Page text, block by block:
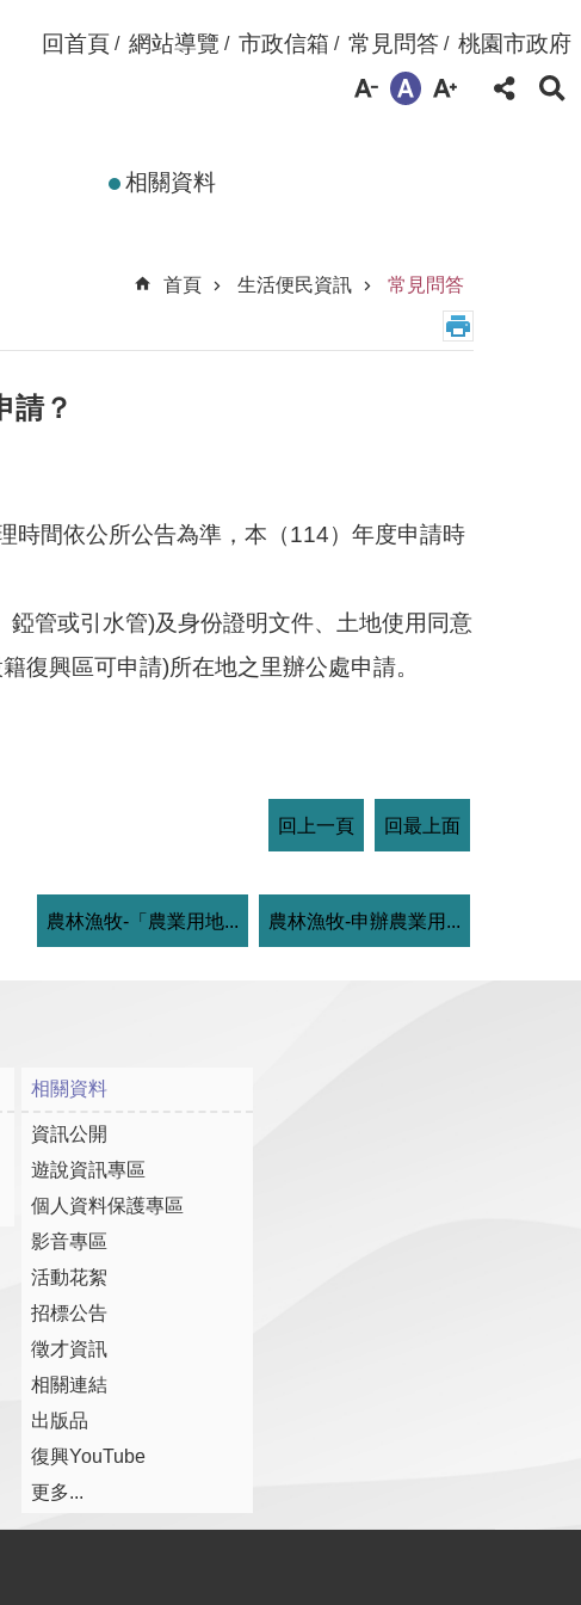
回首頁 網站導覽 市政信箱 常見問答 桃園市政府
相關資料
首頁
生活便民資訊 常見問答
請？
時間依公所公告為準，本（114）年度申請時
管或引水管)及身份證明文件、土地使用同意
復興區可申請)所在地之里辦公處申請。
回上一頁 回最上面
農林漁牧-「農業用地... 農林漁牧-申辦農業用...
相關資料
資訊公開
遊說資訊專區
個人資料保護專區
影音專區
活動花絮
招標公告
徵才資訊
相關連結
出版品
復興YouTube
更多...